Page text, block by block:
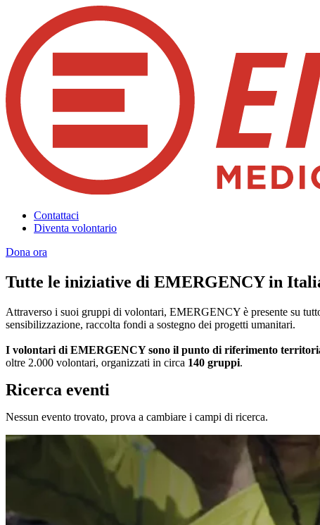
Contattaci
Diventa volontario
Dona ora
Tutte le iniziative di EMERGENCY in
Attraverso i suoi gruppi di volontari, EMERGENCY è presente su
sensibilizzazione, raccolta fondi a sostegno dei progetti umanitari.
I volontari di EMERGENCY sono il punto di riferimento
oltre 2.000 volontari, organizzati in circa 140 gruppi.
Ricerca eventi
Nessun evento trovato, prova a cambiare i campi di ricerca.